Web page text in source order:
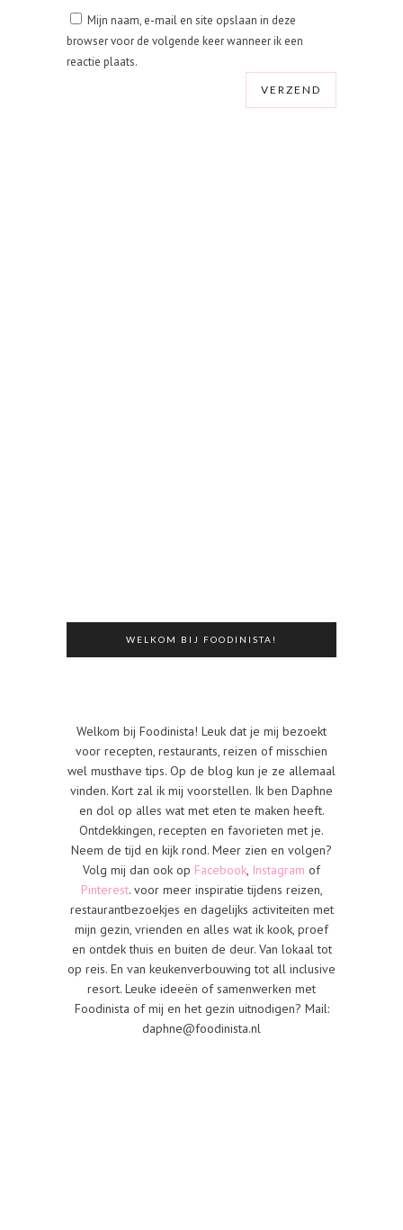
Mijn naam, e-mail en site opslaan in deze
browser voor de volgende keer wanneer ik een
reactie plaats.
WELKOM BIJ FOODINISTA!
Welkom bij Foodinista! Leuk dat je mij bezoekt
voor recepten, restaurants, reizen of misschien
wel musthave tips. Op de blog kun je ze allemaal
vinden. Kort zal ik mij voorstellen. Ik ben Daphne
en dol op alles wat met eten te maken heeft.
Ontdekkingen, recepten en favorieten met je.
Neem de tijd en kijk rond. Meer zien en volgen?
Volg mij dan ook op Facebook, Instagram of
Pinterest. voor meer inspiratie tijdens reizen,
restaurantbezoekjes en dagelijks activiteiten met
mijn gezin, vrienden en alles wat ik kook, proef
en ontdek thuis en buiten de deur. Van lokaal tot
op reis. En van keukenverbouwing tot all inclusive
resort. Leuke ideeën of samenwerken met
Foodinista of mij en het gezin uitnodigen? Mail:
daphne@foodinista.nl